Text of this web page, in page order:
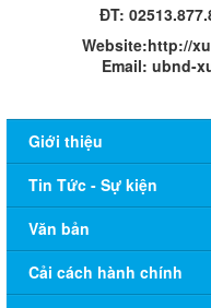
ĐT:
Website:http://
Email: ubnd-
Giới thiệu
Tin Tức - Sự kiện
Văn bản
Cải cách hành chính